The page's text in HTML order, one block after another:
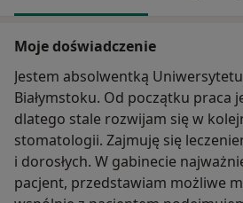
Moje doświadczenie
Jestem absolwentką
Białymstoku. Od początku praca
dlatego stale rozwijam się w
stomatologii. Zajmuję się
i dorosłych. W gabinecie
pacjent, przedstawiam możliwe metody leczenia i